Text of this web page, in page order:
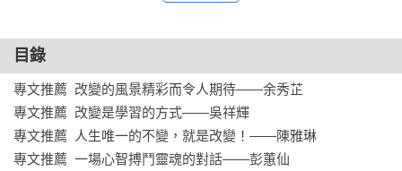
6. 改變你對為什麼會發生變化的想法
7. 改變你對於未來的改變的想法
8. 改變你對於生命的想法
9. 改變你的本性
【跨界聯名推薦】（依姓氏筆畫排列）
目錄
專文推薦  改變的風景精彩而令人期待——余秀芷
專文推薦  改變是學習的方式——吳祥輝
專文推薦  人生唯一的不變，就是改變！——陳雅琳
專文推薦  一場心智搏鬥靈魂的對話——彭蕙仙